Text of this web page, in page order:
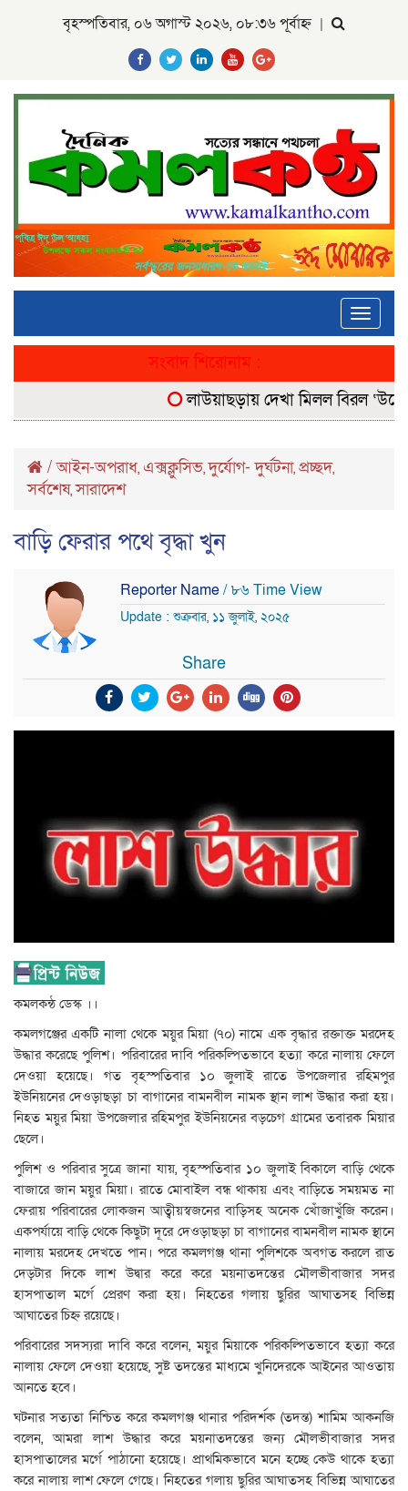
বৃহস্পতিবার, ০৬ অগাস্ট ২০২৬, ০৮:৩৬ পূর্বাহ্ন |
Toggle
সংবাদ শিরোনাম :
লাউয়াছড়ায় দেখা মিলল বিরল
/আইন-অপরাধ, এক্সক্লুসিভ,দুর্যোগ- দুর্ঘটনা, প্রচ্ছদ,
সর্বশেষ,সারাদেশ
বাড়ি ফেরার পথে বৃদ্ধা খুন
Reporter Name/ ৮৬ Time View
Update : শুক্রবার, ১১ জুলাই, ২০২৫
Share
কমলকন্ঠ ডেস্ক ।।
কমলগঞ্জের একটি নালা থেকে ময়ুর মিয়া (৭০) নামে এক বৃদ্ধার রক্তাক্ত মরদেহ
উদ্ধার করেছে পুলিশ। পরিবারের দাবি পরিকল্পিতভাবে হত্যা করে নালায় ফেলে
দেওয়া হয়েছে। গত বৃহস্পতিবার ১০ জুলাই রাতে উপজেলার রহিমপুর
ইউনিয়নের দেওড়াছড়া চা বাগানের বামনবীল নামক স্থান লাশ উদ্ধার করা হয়।
নিহত ময়ুর মিয়া উপজেলার রহিমপুর ইউনিয়নের বড়চেগ গ্রামের তবারক মিয়ার
ছেলে।
পুলিশ ও পরিবার সুত্রে জানা যায়, বৃহস্পতিবার ১০ জুলাই বিকালে বাড়ি থেকে
বাজারে জান ময়ুর মিয়া। রাতে মোবাইল বন্ধ থাকায় এবং বাড়িতে সময়মত না
ফেরায় পরিবারের লোকজন আত্বীয়স্বজনের বাড়িসহ অনেক খোঁজাখুঁজি করেন।
একপর্যায়ে বাড়ি থেকে কিছুটা দূরে দেওড়াছড়া চা বাগানের বামনবীল নামক স্থানে
নালায় মরদেহ দেখতে পান। পরে কমলগঞ্জ থানা পুলিশকে অবগত করলে রাত
দেড়টার দিকে লাশ উদ্বার করে করে ময়নাতদন্তের মৌলভীবাজার সদর
হাসপাতাল মর্গে প্রেরণ করা হয়। নিহতের গলায় ছুরির আঘাতসহ বিভিন্ন
আঘাতের চিহ্ন রয়েছে।
পরিবারের সদস্যরা দাবি করে বলেন, ময়ুর মিয়াকে পরিকল্পিতভাবে হত্যা করে
নালায় ফেলে দেওয়া হয়েছে, সুষ্ট তদন্তের মাধ্যমে খুনিদেরকে আইনের আওতায়
আনতে হবে।
ঘটনার সত্যতা নিশ্চিত করে কমলগঞ্জ থানার পরিদর্শক (তদন্ত) শামিম আকনজি
বলেন, আমরা লাশ উদ্ধার করে ময়নাতদন্তের জন্য মৌলভীবাজার সদর
হাসপাতালের মর্গে পাঠানো হয়েছে। প্রাথমিকভাবে মনে হচ্ছে কেউ থাকে হত্যা
করে নালায় লাশ ফেলে গেছে। নিহতের গলায় ছুরির আঘাতসহ বিভিন্ন আঘাতের